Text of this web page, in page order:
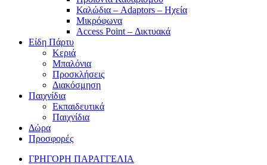
Καλώδια – Adaptors – Ηχεία
Μικρόφωνα
Access Point – Δικτυακά
Είδη Πάρτυ
Κεριά
Μπαλόνια
Προσκλήσεις
Διακόσμηση
Παιχνίδια
Εκπαιδευτικά
Παιχνίδια
Δώρα
Προσφορές
ΓΡΗΓΟΡΗ ΠΑΡΑΓΓΕΛΙΑ